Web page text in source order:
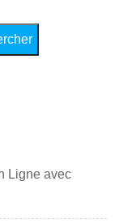
Ligne avec